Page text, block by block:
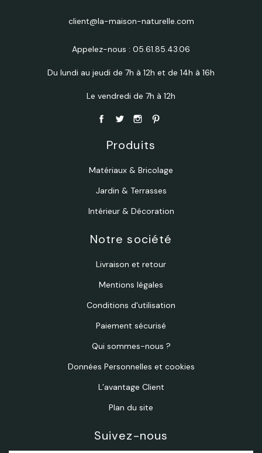
client@la-maison-naturelle.com
Appelez-nous : 05.61.85.43.06
Du lundi au jeudi de 7h à 12h et de 14h à 16h
Le vendredi de 7h à 12h
Produits
Matériaux & Bricolage
Jardin & Terrasses
Intérieur & Décoration
Notre société
Livraison et retour
Mentions légales
Conditions d'utilisation
Paiement sécurisé
Qui sommes-nous ?
Données Personnelles et cookies
L’avantage Client
Plan du site
Suivez-nous